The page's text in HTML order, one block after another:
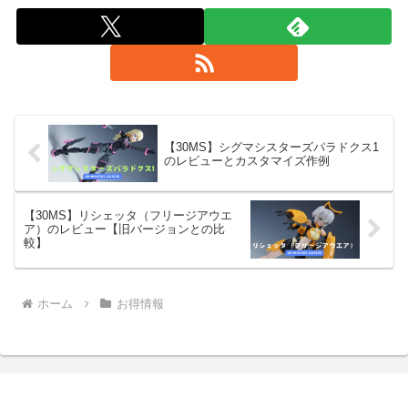
【30MS】シグマシスターズパラドクス1
のレビューとカスタマイズ作例
【30MS】リシェッタ（フリージアウエ
ア）のレビュー【旧バージョンとの比
較】
ホーム お得情報